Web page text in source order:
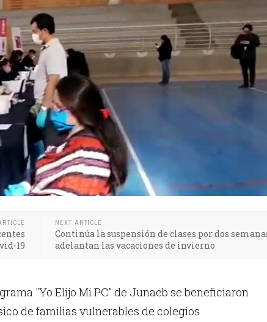
19
NEXT ARTICLE
Continúa la suspensión de clases por dos
adelantan las vacaciones de invierno
"Yo Elijo Mi PC" de Junaeb se beneficiaron
de familias vulnerables de colegios